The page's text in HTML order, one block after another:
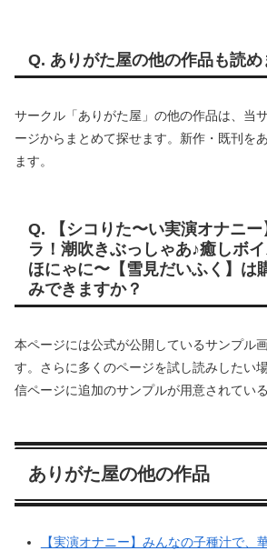
Q. ありがた屋の他の作品も読め
サークル「ありがた屋」の他の作品は、当
ージからまとめて探せます。新作・既刊を
ます。
Q. 【シコりた〜い実演オナニ
ラ！潮吹きぶっしゃあ♪癒しボ
ほにゃに〜【雪見だいふく】は
みできますか？
本ページには公式が公開しているサンプル
す。さらに多くのページを試し読みしたい
信ページに追加のサンプルが用意されてい
ありがた屋の他の作品
【実演オナニー】みんなの子種汁で、